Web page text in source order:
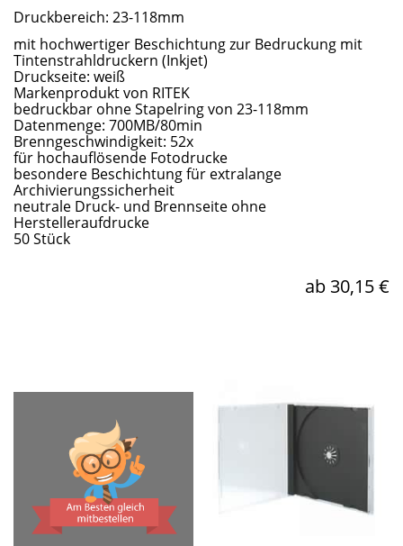
Druckbereich: 23-118mm
mit hochwertiger Beschichtung zur Bedruckung mit
Tintenstrahldruckern (Inkjet)
Druckseite: weiß
Markenprodukt von RITEK
bedruckbar ohne Stapelring von 23-118mm
Datenmenge: 700MB/80min
Brenngeschwindigkeit: 52x
für hochauflösende Fotodrucke
besondere Beschichtung für extralange
Archivierungssicherheit
neutrale Druck- und Brennseite ohne
Herstelleraufdrucke
50 Stück
ab 30,15 €